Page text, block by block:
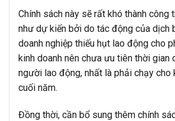
Chính sách này sẽ rất khó thành công
như dự kiến bởi do tác động của dịch
doanh nghiệp thiếu hụt lao động cho
kinh doanh nên chưa ưu tiên thời gian
người lao động, nhất là phải chạy cho
cuối năm.
Đồng thời, cần bổ sung thêm chính